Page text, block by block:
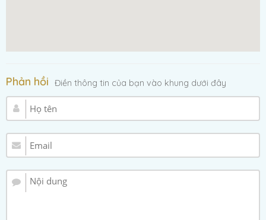
Phản hồi Điền thông tin của bạn vào khung dưới đây